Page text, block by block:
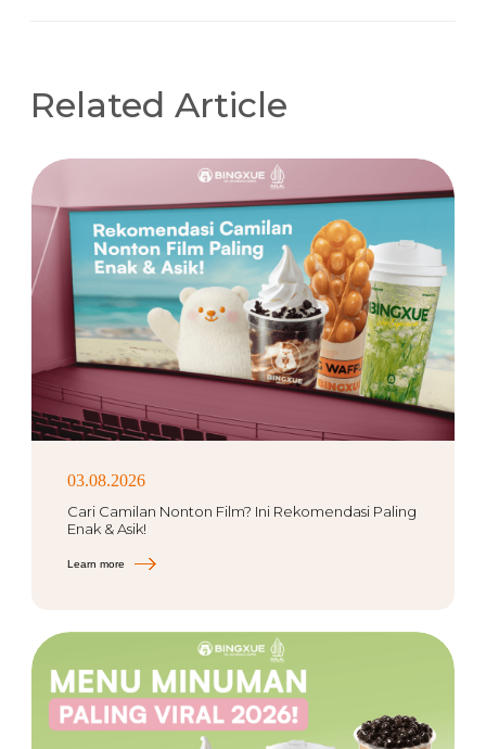
Related Article
03.08.2026
Cari Camilan Nonton Film? Ini Rekomendasi Paling
Enak & Asik!
Learn more